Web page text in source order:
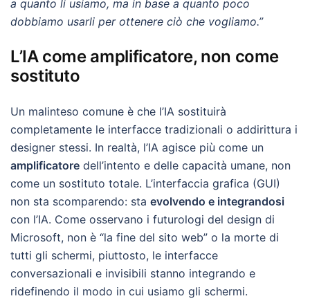
a quanto li usiamo, ma in base a quanto poco
dobbiamo usarli per ottenere ciò che vogliamo.”
L’IA come amplificatore, non come
sostituto
Un malinteso comune è che l’IA sostituirà
completamente le interfacce tradizionali o addirittura i
designer stessi. In realtà, l’IA agisce più come un
amplificatore dell’intento e delle capacità umane, non
come un sostituto totale. L’interfaccia grafica (GUI)
non sta scomparendo: sta evolvendo e integrandosi
con l’IA. Come osservano i futurologi del design di
Microsoft, non è “la fine del sito web” o la morte di
tutti gli schermi, piuttosto, le interfacce
conversazionali e invisibili stanno integrando e
ridefinendo il modo in cui usiamo gli schermi.